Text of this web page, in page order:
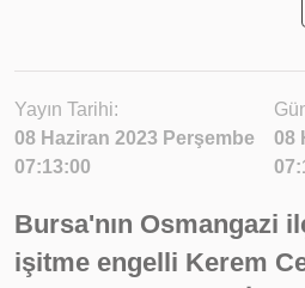
Yayın Tarihi:
08 Haziran 2023 Perşembe
07:13:00
08
Bursa'nın Osmangazi
işitme engelli Kerem